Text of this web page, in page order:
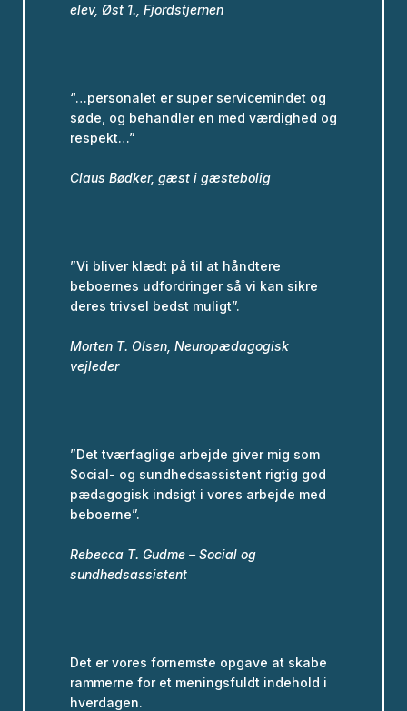
elev, Øst 1., Fjordstjernen
“…personalet er super servicemindet og
søde, og behandler en med værdighed og
respekt…”
Claus Bødker, gæst i gæstebolig
”Vi bliver klædt på til at håndtere
beboernes udfordringer så vi kan sikre
deres trivsel bedst muligt”.
Morten T. Olsen, Neuropædagogisk
vejleder
”Det tværfaglige arbejde giver mig som
Social- og sundhedsassistent rigtig god
pædagogisk indsigt i vores arbejde med
beboerne”.
Rebecca T. Gudme – Social og
sundhedsassistent
Det er vores fornemste opgave at skabe
rammerne for et meningsfuldt indehold i
hverdagen.